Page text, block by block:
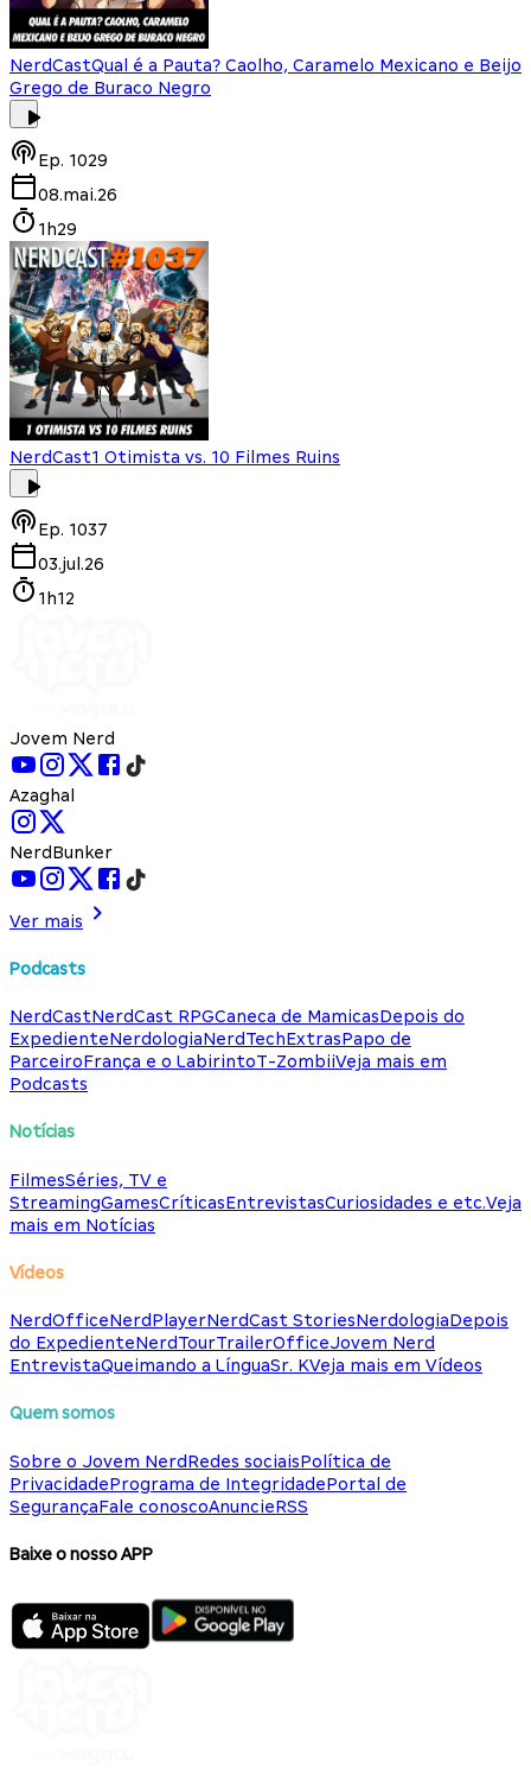
NerdCastQual é a Pauta? Caolho, Caramelo Mexicano e Beijo
Grego de Buraco Negro
Ep. 1029
08.mai.26
1h29
NerdCast1 Otimista vs. 10 Filmes Ruins
Ep. 1037
03.jul.26
1h12
Jovem Nerd
Azaghal
NerdBunker
Ver mais
Podcasts
NerdCastNerdCast RPGCaneca de MamicasDepois do
ExpedienteNerdologiaNerdTechExtrasPapo de
ParceiroFrança e o LabirintoT-ZombiiVeja mais em
Podcasts
Notícias
FilmesSéries, TV e
StreamingGamesCríticasEntrevistasCuriosidades e etc.Veja
mais em Notícias
Vídeos
NerdOfficeNerdPlayerNerdCast StoriesNerdologiaDepois
do ExpedienteNerdTourTrailerOfficeJovem Nerd
EntrevistaQueimando a LínguaSr. KVeja mais em Vídeos
Quem somos
Sobre o Jovem NerdRedes sociaisPolítica de
PrivacidadePrograma de IntegridadePortal de
SegurançaFale conoscoAnuncieRSS
Baixe o nosso APP